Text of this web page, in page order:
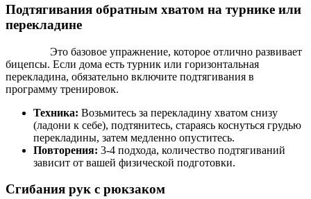
Подтягивания обратным хватом на турнике или
перекладине
Это базовое упражнение, которое отлично развивает
бицепсы. Если дома есть турник или горизонтальная
перекладина, обязательно включите подтягивания в
программу тренировок.
Техника: Возьмитесь за перекладину хватом снизу
(ладони к себе), подтянитесь, стараясь коснуться грудью
перекладины, затем медленно опуститесь.
Повторения: 3-4 подхода, количество подтягиваний
зависит от вашей физической подготовки.
Сгибания рук с рюкзаком